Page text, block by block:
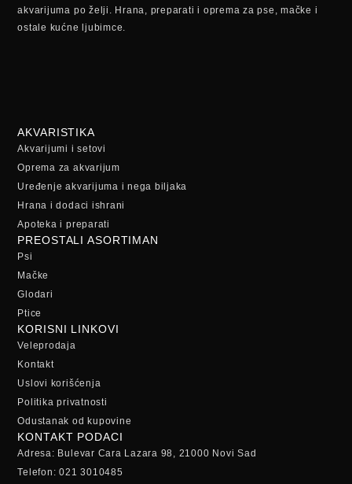
akvarijuma po želji. Hrana, preparati i oprema za pse, mačke i
ostale kućne ljubimce.
AKVARISTIKA
Akvarijumi i setovi
Oprema za akvarijum
Uređenje akvarijuma i nega biljaka
Hrana i dodaci ishrani
Apoteka i preparati
PREOSTALI ASORTIMAN
Psi
Mačke
Glodari
Ptice
KORISNI LINKOVI
Veleprodaja
Kontakt
Uslovi korišćenja
Politika privatnosti
Odustanak od kupovine
KONTAKT PODACI
Adresa: Bulevar Cara Lazara 98, 21000 Novi Sad
Telefon: 021 3010485